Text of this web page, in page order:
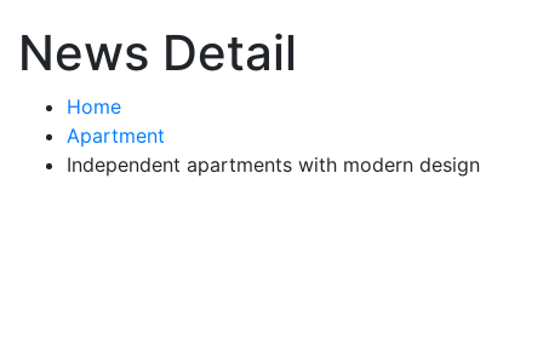
News Detail
Home
Apartment
Independent apartments with modern design